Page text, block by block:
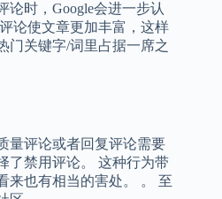
论时，Google会进一步认
论使文章更加丰富，这样
门关键字/词里占据一席之
量评论或者回复评论需要
了禁用评论。 这种行为带
来也有相当的害处。 。 至